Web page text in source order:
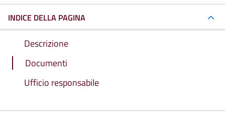
INDICE DELLA PAGINA
Descrizione
Documenti
Ufficio responsabile